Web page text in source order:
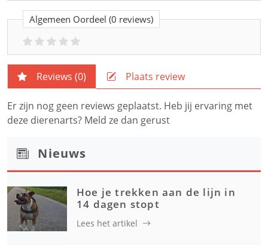
Algemeen Oordeel (0 reviews)
Reviews (0) Plaats review
Er zijn nog geen reviews geplaatst. Heb jij ervaring met
deze dierenarts? Meld ze dan gerust
Nieuws
Hoe je trekken aan de lijn in
14 dagen stopt
Lees het artikel